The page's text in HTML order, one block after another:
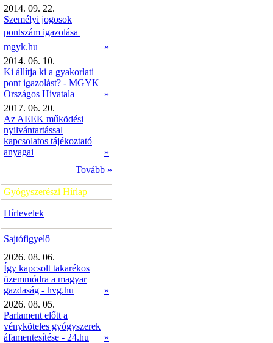
2014. 09. 22.
Személyi jogosok
pontszám igazolása 
mgyk.hu
»
2014. 06. 10.
Ki állítja ki a gyakorlati
pont igazolást? - MGYK
Országos Hivatala
»
2017. 06. 20.
Az AEEK működési
nyilvántartással
kapcsolatos tájékoztató
anyagai
»
Tovább »
Gyógyszerészi Hírlap
Hírlevelek
Sajtófigyelő
2026. 08. 06.
Így kapcsolt takarékos
üzemmódra a magyar
gazdaság - hvg.hu
»
2026. 08. 05.
Parlament előtt a
vényköteles gyógyszerek
áfamentesítése - 24.hu
»